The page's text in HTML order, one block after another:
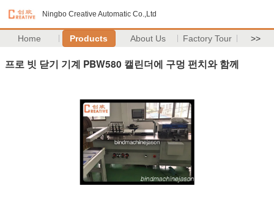
Ningbo Creative Automatic Co.,Ltd
Home Products About Us Factory Tour >>
프로 빗 닫기 기계 PBW580 캘린더에 구멍 펀치와 함께